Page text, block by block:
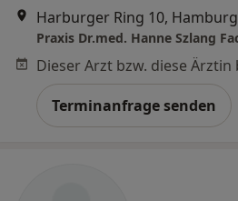
Harburger Ring 10, Hamburg
Terminanfrage senden